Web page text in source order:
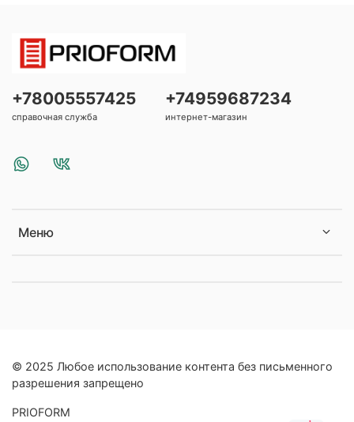
Меню
+78005557425
справочная служба
+74959687234
интернет-магазин
© 2025 Любое использование контента без письменного
разрешения запрещено
PRIOFORM